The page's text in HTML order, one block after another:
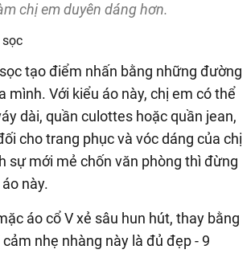
chị em duyên dáng hơn.
sọc
tạo điểm nhấn bằng những đường
mình. Với kiểu áo này, chị em có thể
dài, quần culottes hoặc quần jean,
cho trang phục và vóc dáng của chị
sự mới mẻ chốn văn phòng thì đừng
này.